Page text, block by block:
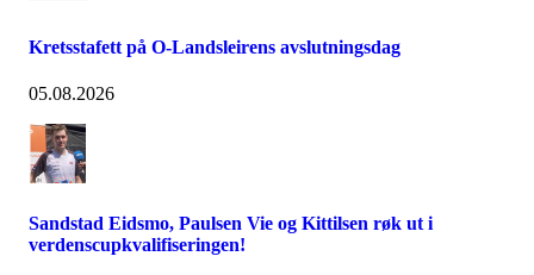
Kretsstafett på O-Landsleirens avslutningsdag
05.08.2026
Sandstad Eidsmo, Paulsen Vie og Kittilsen røk ut i
verdenscupkvalifiseringen!